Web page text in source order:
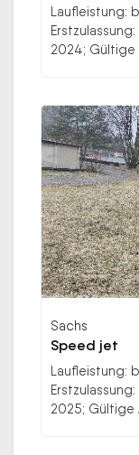
Laufleistung:
2024; Gültige
Sachs
Speed jet
Laufleistung:
2025; Gültige